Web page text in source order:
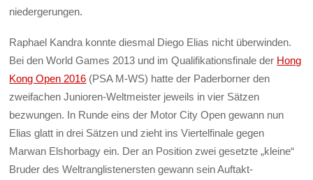
niedergerungen.
Raphael Kandra konnte diesmal Diego Elias nicht überwinden.
Bei den World Games 2013 und im Qualifikationsfinale der Hong
Kong Open 2016 (PSA M-WS) hatte der Paderborner den
zweifachen Junioren-Weltmeister jeweils in vier Sätzen
bezwungen. In Runde eins der Motor City Open gewann nun
Elias glatt in drei Sätzen und zieht ins Viertelfinale gegen
Marwan Elshorbagy ein. Der an Position zwei gesetzte „kleine“
Bruder des Weltranglistenersten gewann sein Auftakt-